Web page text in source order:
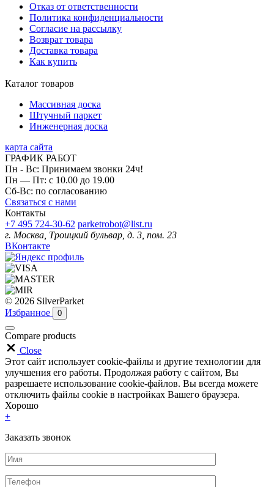
Отказ от ответственности
Политика конфиденциальности
Согласие на рассылку
Возврат товара
Доставка товара
Как купить
Каталог товаров
Массивная доска
Штучный паркет
Инженерная доска
карта сайта
ГРАФИК РАБОТ
Пн - Вс: Принимаем звонки 24ч!
Пн — Пт: с 10.00 до 19.00
Сб-Вс: по согласованию
Связаться с нами
Контакты
+7 495 724-30-62 parketrobot@list.ru
г. Москва, Троицкий бульвар, д. 3, пом. 23
ВКонтакте
© 2026 SilverParket
Избранное
0
Compare products
Close
Этот сайт использует cookie-файлы и другие технологии для
улучшения его работы. Продолжая работу с сайтом, Вы
разрешаете использование cookie-файлов. Вы всегда можете
отключить файлы cookie в настройках Вашего браузера.
Хорошо
+
Заказать звонок